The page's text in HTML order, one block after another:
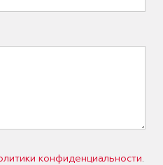
конфиденциальности